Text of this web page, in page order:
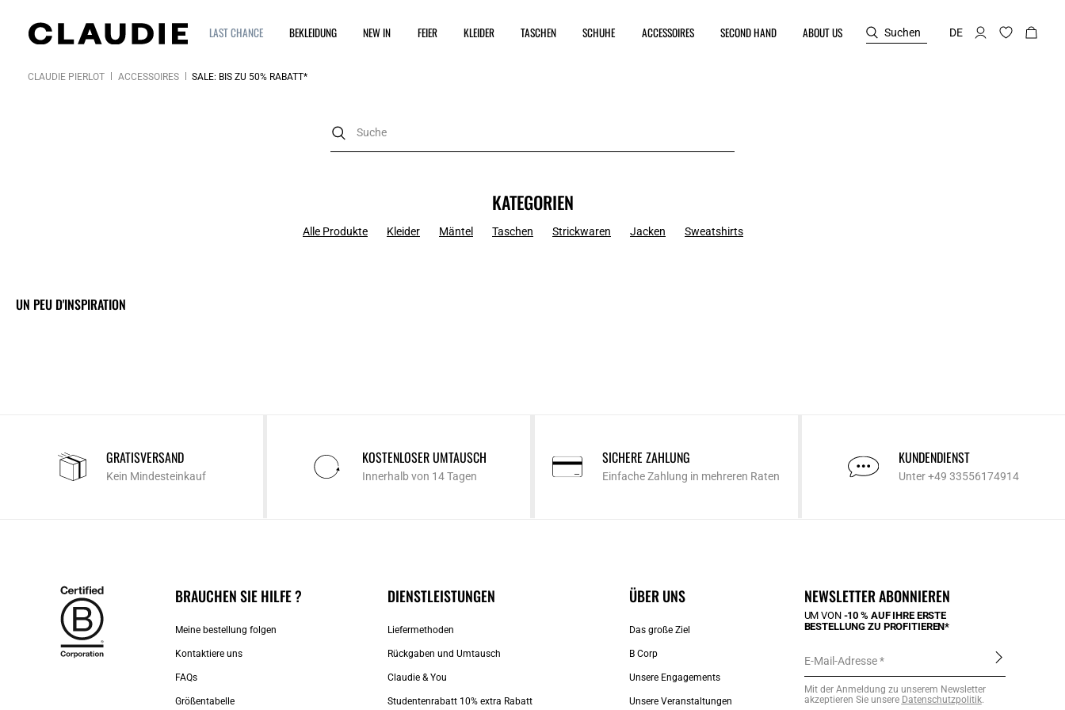
LAST CHANCE BEKLEIDUNG NEW IN FEIER KLEIDER TASCHEN SCHUHE ACCESSOIRES SECOND HAND ABOUT US Suchen DE
CLAUDIE PIERLOT ACCESSOIRES SALE: BIS ZU 50% RABATT*
KATEGORIEN
Alle Produkte Kleider Mäntel Taschen Strickwaren Jacken Sweatshirts
UN PEU D'INSPIRATION
GRATISVERSAND
Kein Mindesteinkauf
KOSTENLOSER UMTAUSCH
Innerhalb von 14 Tagen
SICHERE ZAHLUNG
Einfache Zahlung in mehreren Raten
KUNDENDIENST
Unter +49 33556174914
BRAUCHEN SIE HILFE ?
Meine bestellung folgen
Kontaktiere uns​
FAQs
Größentabelle
DIENSTLEISTUNGEN
Liefermethoden
Rückgaben und Umtausch
Claudie & You
Studentenrabatt 10% extra Rabatt
ÜBER UNS
Das große Ziel
B Corp
Unsere Engagements
Unsere Veranstaltungen
NEWSLETTER ABONNIEREN
UM VON -10 % AUF IHRE ERSTE
BESTELLUNG ZU PROFITIEREN*
E-Mail-Adresse
Mit der Anmeldung zu unserem Newsletter
akzeptieren Sie unsere Datenschutzpolitik.